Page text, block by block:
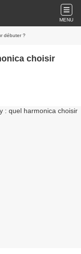
MENU
débuter ?
choisir